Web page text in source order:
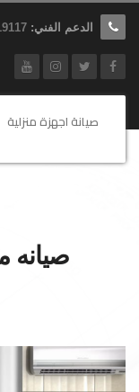
الدعم الفني:
صيانة اجهزة منزلية
صيانه